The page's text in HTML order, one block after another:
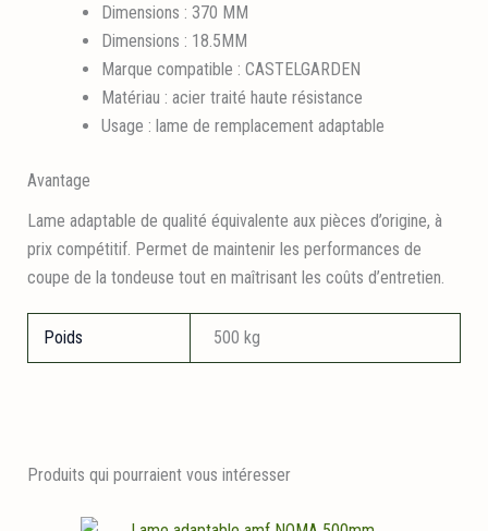
Dimensions : 370 MM
Dimensions : 18.5MM
Marque compatible : CASTELGARDEN
Matériau : acier traité haute résistance
Usage : lame de remplacement adaptable
Avantage
Lame adaptable de qualité équivalente aux pièces d’origine, à
prix compétitif. Permet de maintenir les performances de
coupe de la tondeuse tout en maîtrisant les coûts d’entretien.
Poids 500 kg
Produits qui pourraient vous intéresser